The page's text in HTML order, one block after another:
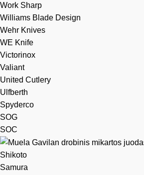
Work Sharp
Williams Blade Design
Wehr Knives
WE Knife
Victorinox
Valiant
United Cutlery
Ulfberth
Spyderco
SOG
SOC
Shikoto
Samura